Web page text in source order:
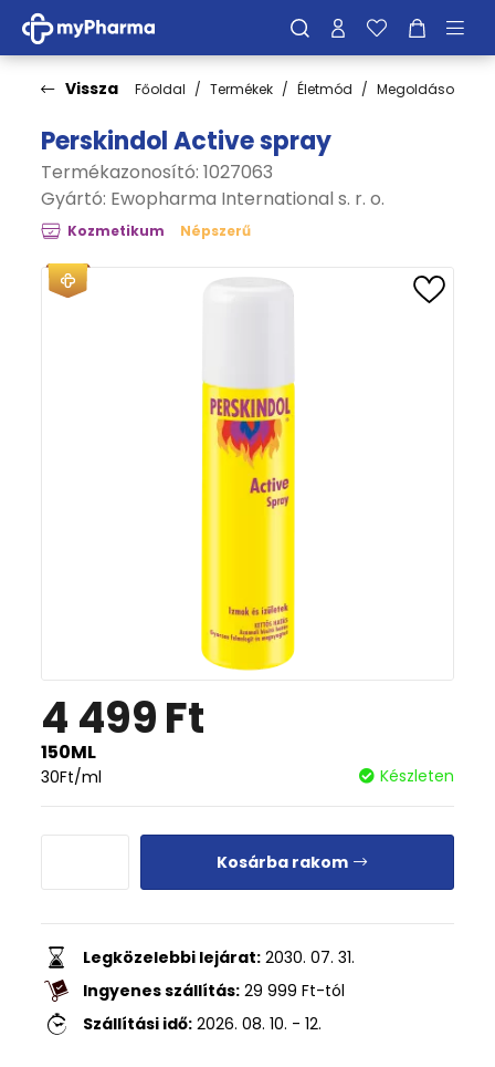
Vissza Főoldal Termékek Életmód Megoldások
Perskindol Active spray
Termékazonosító: 1027063
Gyártó: Ewopharma International s. r. o.
Kozmetikum Népszerű
4 499Ft
150ML
30Ft/ml Készleten
Kosárba rakom
Legközelebbi lejárat: 2030. 07. 31.
Ingyenes szállítás: 29 999 Ft-tól
Szállítási idő: 2026. 08. 10. - 12.